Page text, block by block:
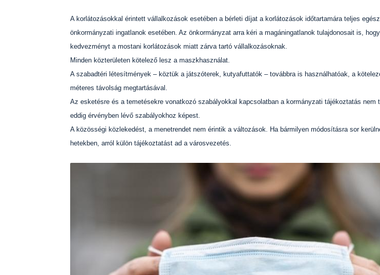
A korlátozásokkal érintett vállalkozások esetében a bérleti díjat a korlátozások időtartamára teljes
önkormányzati ingatlanok esetében. Az önkormányzat arra kéri a magáningatlanok tulajdonosait is,
kedvezményt a mostani korlátozások miatt zárva tartó vállalkozásoknak.
Minden közterületen kötelező lesz a maszkhasználat.
A szabadtéri létesítmények – köztük a játszóterek, kutyafuttatók – továbbra is használhatóak, a
méteres távolság megtartásával.
Az esketésre és a temetésekre vonatkozó szabályokkal kapcsolatban a kormányzati tájékoztatás nem
eddig érvényben lévő szabályokhoz képest.
A közösségi közlekedést, a menetrendet nem érintik a változások. Ha bármilyen módosításra sor
hetekben, arról külön tájékoztatást ad a városvezetés.